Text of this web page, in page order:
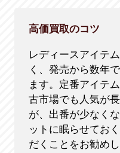
高価買取のコツ
レディースアイテ
く、発売から数年
ます。定番アイテ
古市場でも人気が
が、出番が少なく
ットに眠らせてお
だくことをお勧めし